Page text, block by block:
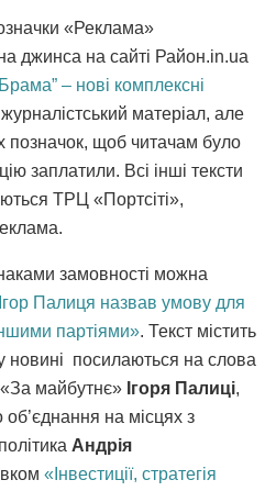
«Реклама»
джинса на сайті Район.in.ua
– нові комплексні
матеріал, але
позначок, щоб читачам було
заплатили. Всі інші тексти
ТРЦ «Портсіті»,
замовності можна
Палиця назвав умову для
партіями». Текст містить
у новині посилаються на слова
«За майбутнє» Ігоря Палиці,
на місцях з
Андрія
«Інвестиції, стратегія